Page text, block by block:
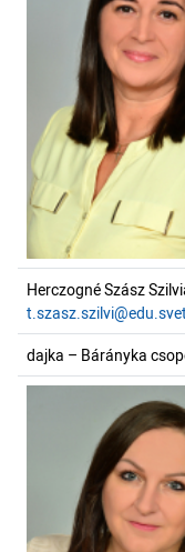
Herczogné Szász
dajka – Bárányka